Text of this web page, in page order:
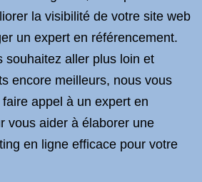
la visibilité de votre site web
un expert en référencement.
souhaitez aller plus loin et
encore meilleurs, nous vous
appel à un expert en
vous aider à élaborer une
en ligne efficace pour votre